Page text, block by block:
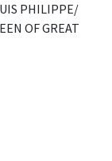
PHILIPPE/
OF GREAT